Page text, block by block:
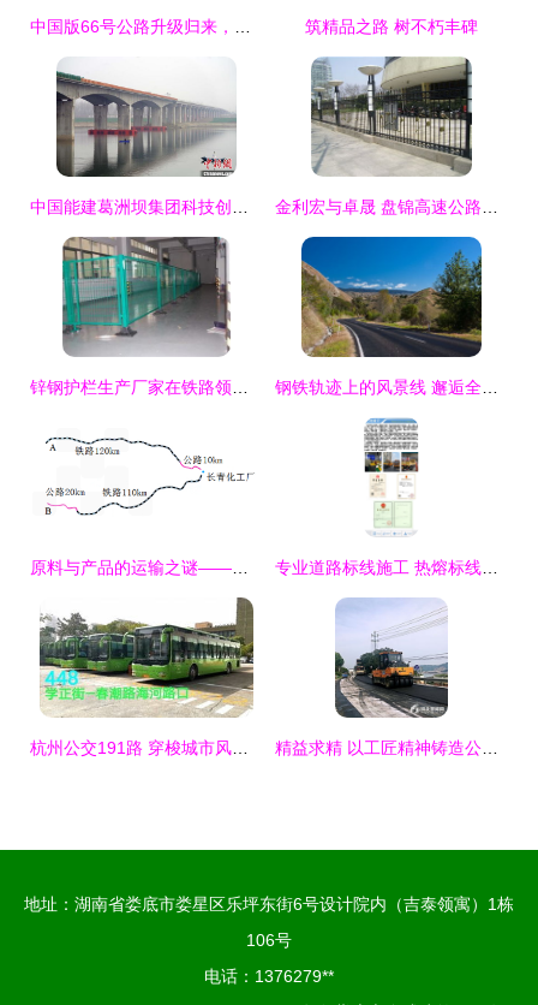
筑精品之路 树不朽丰碑
地址：湖南省娄底市娄星区乐坪东街6号设计院内（吉泰领寓）1栋
106号
电话：1376279**